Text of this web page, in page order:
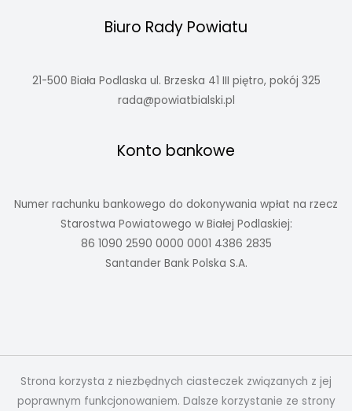
Biuro Rady Powiatu
21-500 Biała Podlaska ul. Brzeska 41 III piętro, pokój 325
rada@powiatbialski.pl
Konto bankowe
Numer rachunku bankowego do dokonywania wpłat na rzecz
Starostwa Powiatowego w Białej Podlaskiej:
86 1090 2590 0000 0001 4386 2835
Santander Bank Polska S.A.
Strona korzysta z niezbędnych ciasteczek związanych z jej
poprawnym funkcjonowaniem. Dalsze korzystanie ze strony